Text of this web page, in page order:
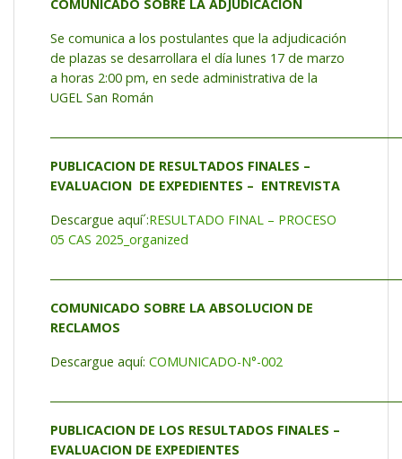
COMUNICADO SOBRE LA ADJUDICACION
Se comunica a los postulantes que la adjudicación
de plazas se desarrollara el día lunes 17 de marzo
a horas 2:00 pm, en sede administrativa de la
UGEL San Román
PUBLICACION DE RESULTADOS FINALES –
EVALUACION DE EXPEDIENTES – ENTREVISTA
Descargue aquí´:RESULTADO FINAL – PROCESO
05 CAS 2025_organized
COMUNICADO SOBRE LA ABSOLUCION DE
RECLAMOS
Descargue aquí: COMUNICADO-N°-002
PUBLICACION DE LOS RESULTADOS FINALES –
EVALUACION DE EXPEDIENTES